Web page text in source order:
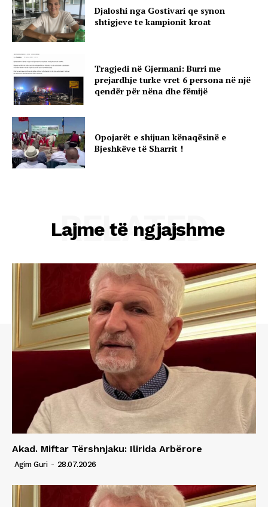
Djaloshi nga Gostivari qe synon
shtigjeve te kampionit kroat
Tragjedi në Gjermani: Burri me
prejardhje turke vret 6 persona në një
qendër për nëna dhe fëmijë
Opojarët e shijuan kënaqësinë e
Bjeshkëve të Sharrit !
Lajme të ngjajshme
RELATED
Akad. Miftar Tërshnjaku: Ilirida Arbërore
Agim Guri - 28.07.2026